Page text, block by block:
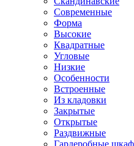
Современные
Форма
Высокие
Квадратные
Угловые
Низкие
Особенности
Встроенные
Из кладовки
Закрытые
Открытые
Раздвижные
Гардеробные